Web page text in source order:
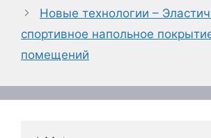
Новые технологии –
спортивное напольное
помещений